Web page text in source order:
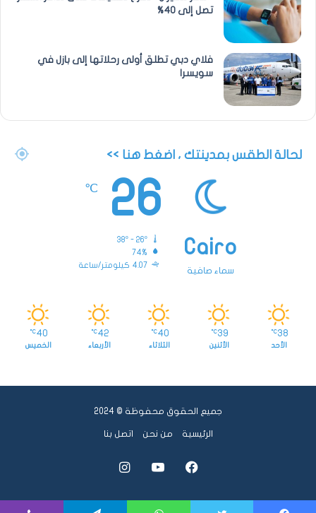
تصل إلى 40%
فلاي دبي تطلق أولى رحلاتها إلى بازل في
سويسرا
لحالة الطقس بمدينتك ، اضغط هنا >>
Cairo
سماء صافية
26
℃
74%
4.07 كيلومتر/ساعة
38
℃
الأحد
39
℃
الأثنين
40
℃
الثلاثاء
42
℃
الأربعاء
40
℃
الخميس
جميع الحقوق محفوظة © 2024
الرئيسية من نحن اتصل بنا
فيسبوكيوتيوبانستقرام